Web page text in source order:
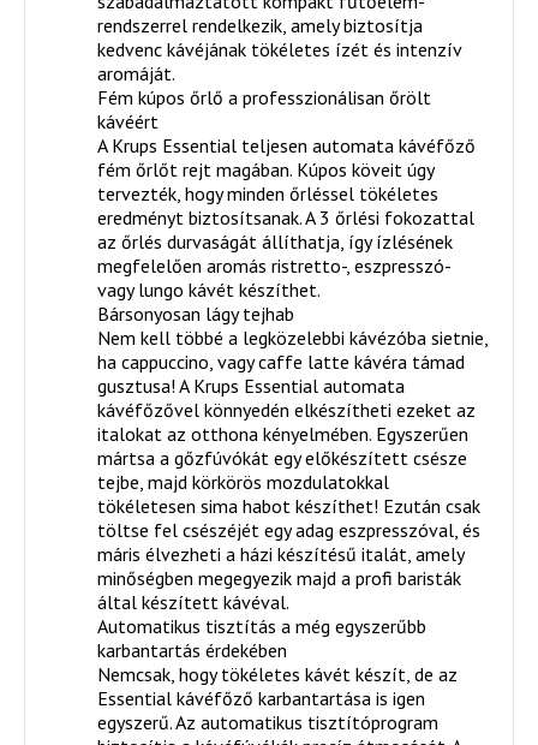
rendszerrel rendelkezik, amely biztosítja
kedvenc kávéjának tökéletes ízét és intenzív
aromáját.
Fém kúpos őrlő a professzionálisan őrölt
kávéért
A Krups Essential teljesen automata kávéfőző
fém őrlőt rejt magában. Kúpos köveit úgy
tervezték, hogy minden őrléssel tökéletes
eredményt biztosítsanak. A 3 őrlési fokozattal
az őrlés durvaságát állíthatja, így ízlésének
megfelelően aromás ristretto-, eszpresszó-
vagy lungo kávét készíthet.
Bársonyosan lágy tejhab
Nem kell többé a legközelebbi kávézóba sietnie,
ha cappuccino, vagy caffe latte kávéra támad
gusztusa! A Krups Essential automata
kávéfőzővel könnyedén elkészítheti ezeket az
italokat az otthona kényelmében. Egyszerűen
mártsa a gőzfúvókát egy előkészített csésze
tejbe, majd körkörös mozdulatokkal
tökéletesen sima habot készíthet! Ezután csak
töltse fel csészéjét egy adag eszpresszóval, és
máris élvezheti a házi készítésű italát, amely
minőségben megegyezik majd a profi baristák
által készített kávéval.
Automatikus tisztítás a még egyszerűbb
karbantartás érdekében
Nemcsak, hogy tökéletes kávét készít, de az
Essential kávéfőző karbantartása is igen
egyszerű. Az automatikus tisztítóprogram